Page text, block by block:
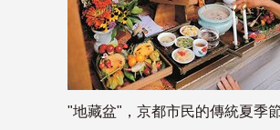
"地藏盆"，京都市民的傳統夏季